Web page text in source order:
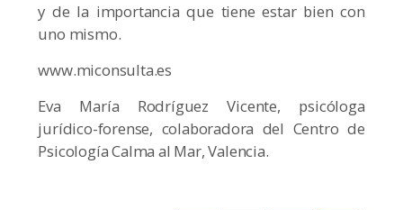
y de la importancia que tiene estar bien con
uno mismo.
www.miconsulta.es
Eva María Rodríguez Vicente, psicóloga
jurídico-forense, colaboradora del Centro de
Psicología Calma al Mar, Valencia.